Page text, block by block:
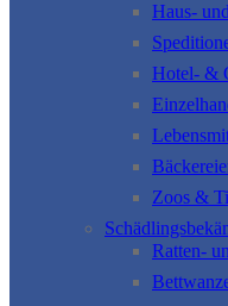
Haus-
Hotel- &
Zoos &
Ratten-